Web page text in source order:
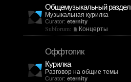
Общемузыкальный раздел
Музыкальная курилка
Curator: eternity
Subforum: Концерты
Оффтопик
Курилка
Разговор на общие темы
Curator: eternity